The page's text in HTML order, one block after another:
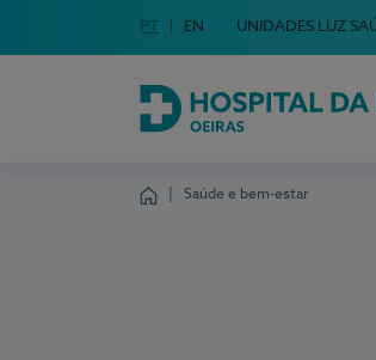
Escolha o seu idioma
Idioma em Português
PT English Language
EN UNIDADES LUZ
Hospital da Luz Oeiras
Saúde e bem-estar